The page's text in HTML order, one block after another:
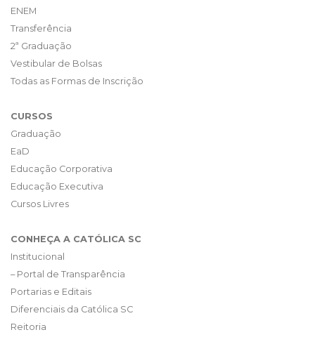
ENEM
Transferência
2ª Graduação
Vestibular de Bolsas
Todas as Formas de Inscrição
CURSOS
Graduação
EaD
Educação Corporativa
Educação Executiva
Cursos Livres
CONHEÇA A CATÓLICA SC
Institucional
– Portal de Transparência
Portarias e Editais
Diferenciais da Católica SC
Reitoria